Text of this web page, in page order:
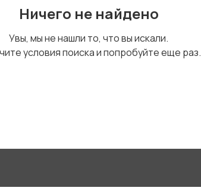
Ничего не найдено
Увы, мы не нашли то, что вы искали.
условия поиска и попробуйте еще раз.